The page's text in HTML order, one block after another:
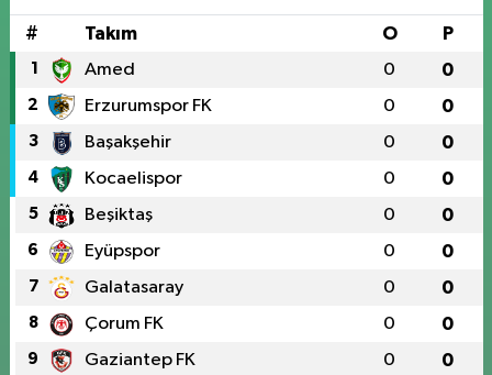
# Takım O P
1 Amed 0 0
2 Erzurumspor FK 0 0
3 Başakşehir 0 0
4 Kocaelispor 0 0
5 Beşiktaş 0 0
6 Eyüpspor 0 0
7 Galatasaray 0 0
8 Çorum FK 0 0
9 Gaziantep FK 0 0